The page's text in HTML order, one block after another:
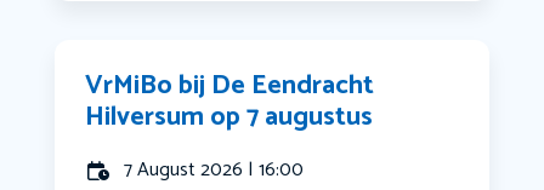
VrMiBo bij De Eendracht
Hilversum op 7 augustus
7 August 2026 | 16:00